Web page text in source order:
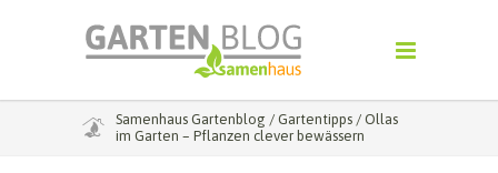
Samenhaus Gartenblog / Gartentipps / Ollas
im Garten – Pflanzen clever bewässern